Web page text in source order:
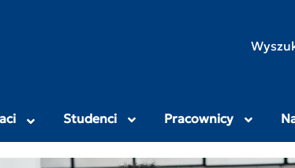
Studenci Pracownicy